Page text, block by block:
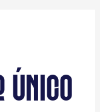
ÚNICO